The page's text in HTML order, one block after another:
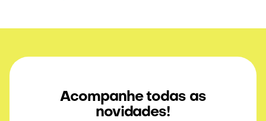
Acompanhe todas as
novidades!